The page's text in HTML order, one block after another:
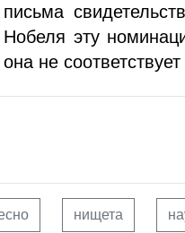
письма
Нобеля эту
она не
нищета